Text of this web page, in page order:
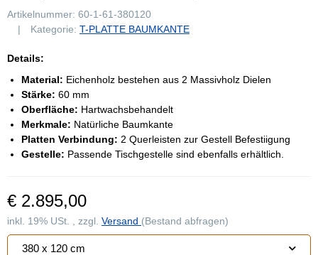
Artikelnummer: 60-1-61-380120
Kategorie: T-PLATTE BAUMKANTE
Details:
Material: Eichenholz bestehen aus 2 Massivholz Dielen
Stärke: 60 mm
Oberfläche: Hartwachsbehandelt
Merkmale: Natürliche Baumkante
Platten Verbindung: 2 Querleisten zur Gestell Befestiigung
Gestelle: Passende Tischgestelle sind ebenfalls erhältlich.
€ 2.895,00
inkl. 19% USt. , zzgl. Versand (Bestand abfragen)
380 x 120 cm